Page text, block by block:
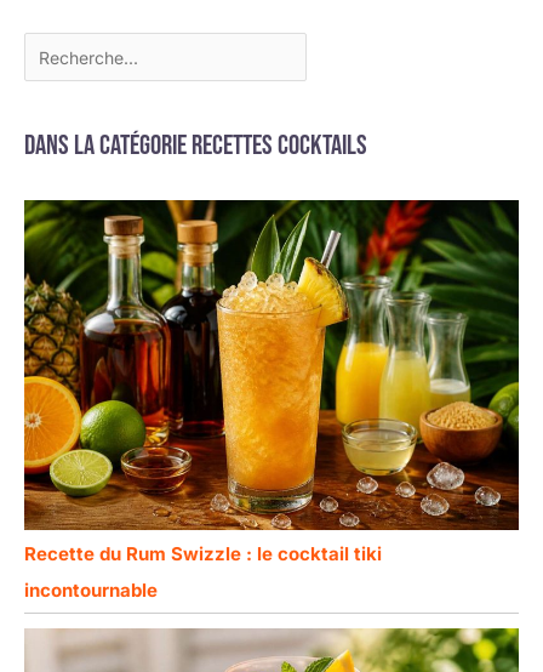
piscine, sur la plage
Décoration Ultra-
Facile et Entretien
Simple, pour des
Moments sans
Souci：L'utilisation
est enfantine : il
suffit de planter
délicatement le
bâtonnet ou le
parapluie dans la
garniture de votre
choix (cocktail,
cupcake, fruit,
glace). Après
utilisation, un
l'eau suffit pour les
nettager. Laissez-
les sécher et
Dans la catégorie Recettes cocktails
Recette du Rum Swizzle : le cocktail tiki
incontournable